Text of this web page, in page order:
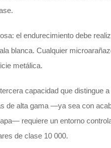
el endurecimiento debe
blanca. Cualquier
metálica.
capacidad que distingue
de alta gama —ya sea con
requiere un entorno
de clase 10 000.